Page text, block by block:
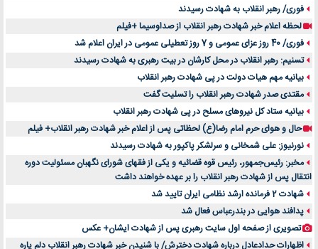
فوری/ رهبر انقلاب به شهادت رسیدند
لحظه اعلام خبر شهادت رهبر انقلاب از صداوسیما +فیلم
فوری/ 40 روز عزای عمومی و 7 روز تعطیلی عمومی در ایران اعلام شد
تسنیم: رهبر انقلاب در محل کارشان در بیت رهبری به شهادت رسیدند
بیانیه مهم هیات دولت در پی شهادت رهبر انقلاب
مقتدی صدر شهادت رهبر انقلاب را تسلیت گفت
بیانیه ستاد کل نیروهای مسلح در پی شهادت رهبر انقلاب
حال و هوای حرم امام رضا(ع) لحظاتی پس از اعلام خبر شهادت رهبر انقلاب+ فیلم
نورنیوز: علی شمخانی و سرلشکر پاکپور به شهادت رسیدند
مخبر: رئیس‌جمهور، رئیس قوه ‌قضائیه و یکی از فقهای شورای نگهبان مسئولیت دوره
انتقال پس ‌از شهادت رهبر انقلاب را بر عهده خواهند داشت
شهادت 2 فرمانده ارشد نظامی ایران تایید شد
پدافند هوایی در بندرعباس فعال شد
تصویری از صفحه اول سایت رهبری پس از شهادت ایشان+ عکس
اظهارات حدادعادل درباره شهادت دخترش/ با شنیدن خبر شهادت رهبر انقلاب دلم پاره